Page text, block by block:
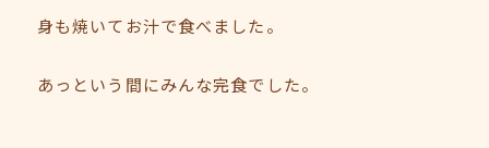
身も焼いてお汁で食べました。
あっという間にみんな完食でした。